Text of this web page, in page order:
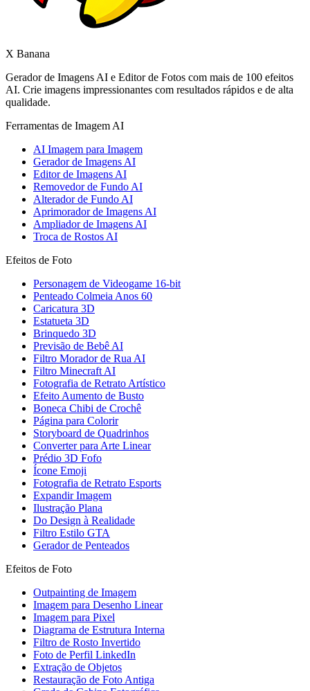
X Banana
Gerador de Imagens AI e Editor de Fotos com mais de 100 efeitos
AI. Crie imagens impressionantes com resultados rápidos e de alta
qualidade.
Ferramentas de Imagem AI
AI Imagem para Imagem
Gerador de Imagens AI
Editor de Imagens AI
Removedor de Fundo AI
Alterador de Fundo AI
Aprimorador de Imagens AI
Ampliador de Imagens AI
Troca de Rostos AI
Efeitos de Foto
Personagem de Videogame 16-bit
Penteado Colmeia Anos 60
Caricatura 3D
Estatueta 3D
Brinquedo 3D
Previsão de Bebê AI
Filtro Morador de Rua AI
Filtro Minecraft AI
Fotografia de Retrato Artístico
Efeito Aumento de Busto
Boneca Chibi de Crochê
Página para Colorir
Storyboard de Quadrinhos
Converter para Arte Linear
Prédio 3D Fofo
Ícone Emoji
Fotografia de Retrato Esports
Expandir Imagem
Ilustração Plana
Do Design à Realidade
Filtro Estilo GTA
Gerador de Penteados
Efeitos de Foto
Outpainting de Imagem
Imagem para Desenho Linear
Imagem para Pixel
Diagrama de Estrutura Interna
Filtro de Rosto Invertido
Foto de Perfil LinkedIn
Extração de Objetos
Restauração de Foto Antiga